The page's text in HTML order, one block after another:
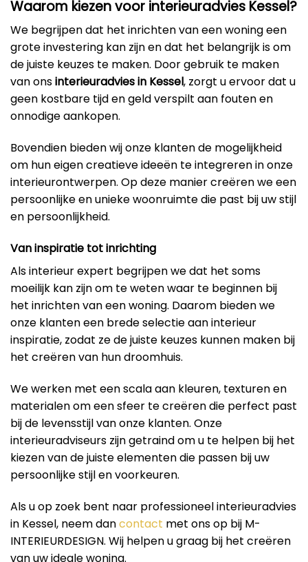
Waarom kiezen voor interieuradvies Kessel?
We begrijpen dat het inrichten van een woning een
grote investering kan zijn en dat het belangrijk is om
de juiste keuzes te maken. Door gebruik te maken
van onsinterieuradvies in Kessel, zorgt u ervoor dat u
geen kostbare tijd en geld verspilt aan fouten en
onnodige aankopen.
Bovendien bieden wij onze klanten de mogelijkheid
om hun eigen creatieve ideeën te integreren in onze
interieurontwerpen. Op deze manier creëren we een
persoonlijke en unieke woonruimte die past bij uw stijl
en persoonlijkheid.
Van inspiratie tot inrichting
Als interieur expert begrijpen we dat het soms
moeilijk kan zijn om te weten waar te beginnen bij
het inrichten van een woning. Daarom bieden we
onze klanten een brede selectie aan interieur
inspiratie, zodat ze de juiste keuzes kunnen maken bij
het creëren van hun droomhuis.
We werken met een scala aan kleuren, texturen en
materialen om een ​​sfeer te creëren die perfect past
bij de levensstijl van onze klanten. Onze
interieuradviseurs zijn getraind om u te helpen bij het
kiezen van de juiste elementen die passen bij uw
persoonlijke stijl en voorkeuren.
Als u op zoek bent naar professioneel interieuradvies
in Kessel, neem dancontact met ons op bij M-
INTERIEURDESIGN. Wij helpen u graag bij het creëren
van uw ideale woning.